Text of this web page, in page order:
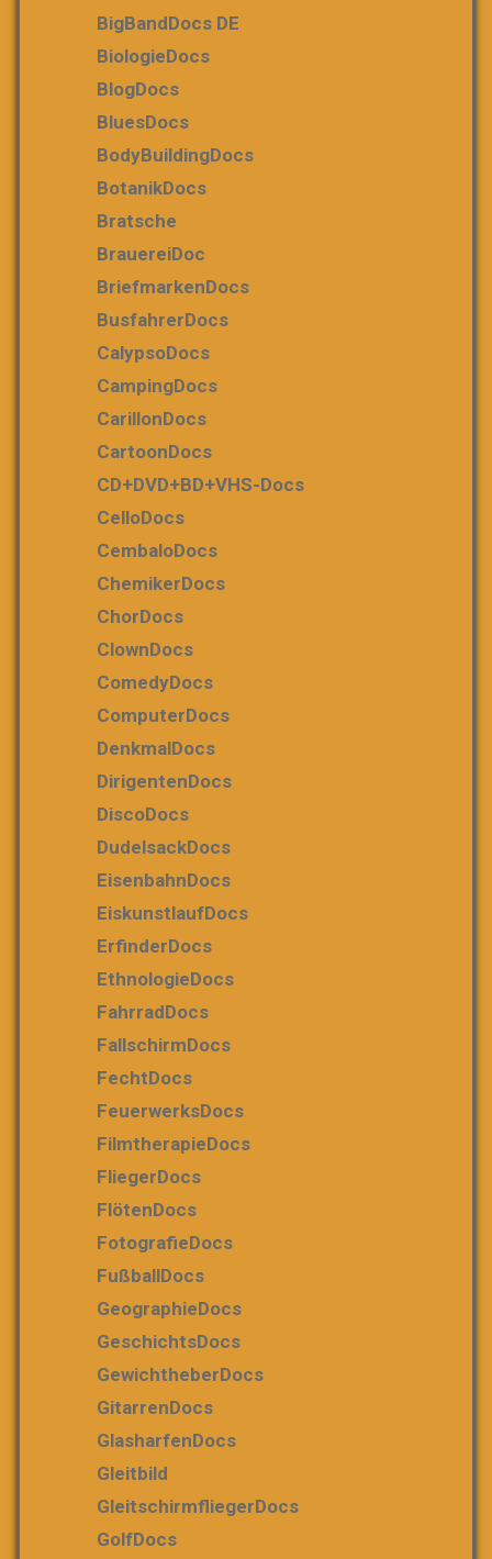
BigBandDocs DE
BiologieDocs
BlogDocs
BluesDocs
BodyBuildingDocs
BotanikDocs
Bratsche
BrauereiDoc
BriefmarkenDocs
BusfahrerDocs
CalypsoDocs
CampingDocs
CarillonDocs
CartoonDocs
CD+DVD+BD+VHS-Docs
CelloDocs
CembaloDocs
ChemikerDocs
ChorDocs
ClownDocs
ComedyDocs
ComputerDocs
DenkmalDocs
DirigentenDocs
DiscoDocs
DudelsackDocs
EisenbahnDocs
EiskunstlaufDocs
ErfinderDocs
EthnologieDocs
FahrradDocs
FallschirmDocs
FechtDocs
FeuerwerksDocs
FilmtherapieDocs
FliegerDocs
FlötenDocs
FotografieDocs
FußballDocs
GeographieDocs
GeschichtsDocs
GewichtheberDocs
GitarrenDocs
GlasharfenDocs
Gleitbild
GleitschirmfliegerDocs
GolfDocs